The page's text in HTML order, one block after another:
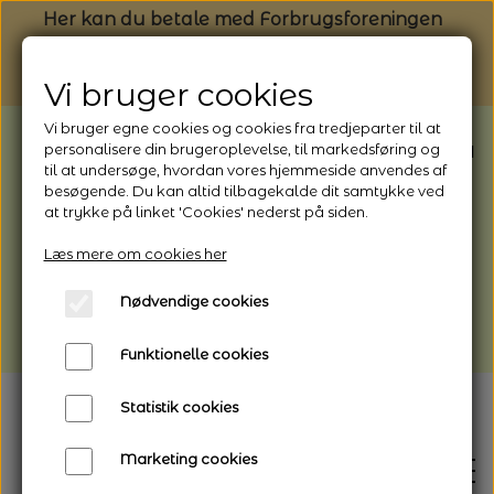
Her kan du betale med Forbrugsforeningen
BEMÆRK: Butikken har ferielukket* fra
1/8 - 9/8 - 2026
*Webshoppen er åben og sender hele
afhentning
Vi gør opmærksom på, at der kan være lidt
længere leveringstid
Vi bruger cookies
Vi bruger egne cookies og cookies fra tredjeparter til at
personalisere din brugeroplevelse, til markedsføring og
til at undersøge, hvordan vores hjemmeside anvendes af
besøgende. Du kan altid tilbagekalde dit samtykke ved
at trykke på linket 'Cookies' nederst på siden.
Læs mere om cookies her
Nødvendige cookies
Funktionelle cookies
Statistik cookies
Marketing cookies